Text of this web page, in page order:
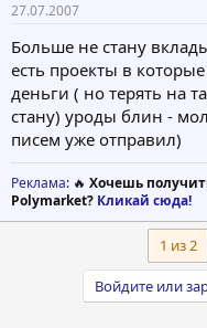
27.07.2007
Больше не стану
есть проекты в
деньги ( но терять на
стану) уроды блин -
писем уже отправил)
Реклама: 🔥 Хочешь
Polymarket? Кликай сюда!
1 из 2
Войдите или